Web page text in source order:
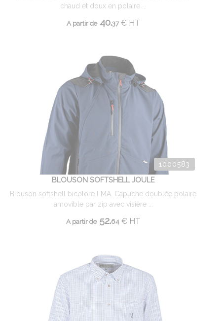
chaud et doux en polaire ...
A partir de40.37 €HT
1000583
BLOUSON SOFTSHELL JOULE
Blouson softshell bicolore LMA. Capuche doublée polaire
amovible par zip avec visière ...
A partir de52.64 €HT